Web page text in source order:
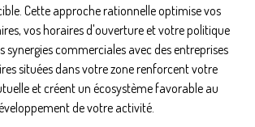
Cette approche rationnelle optimise vos
vos horaires d'ouverture et votre politique
synergies commerciales avec des entreprises
situées dans votre zone renforcent votre
et créent un écosystème favorable au
de votre activité.